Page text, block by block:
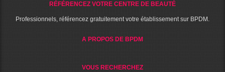
RÉFÉRENCEZ VOTRE CENTRE DE BEAUTÉ
Professionnels, référencez gratuitement votre établissement sur BPDM.
A PROPOS DE BPDM
VOUS RECHERCHEZ